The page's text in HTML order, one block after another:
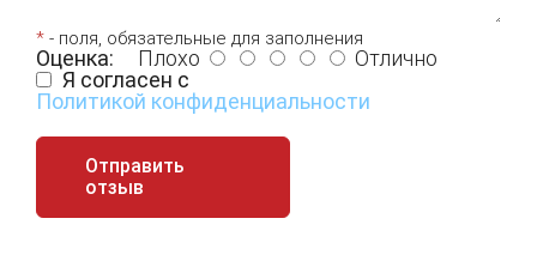
* - поля, обязательные для заполнения
Оценка: Плохо
Отлично
Я согласен с
Политикой конфиденциальности
Отправить
отзыв